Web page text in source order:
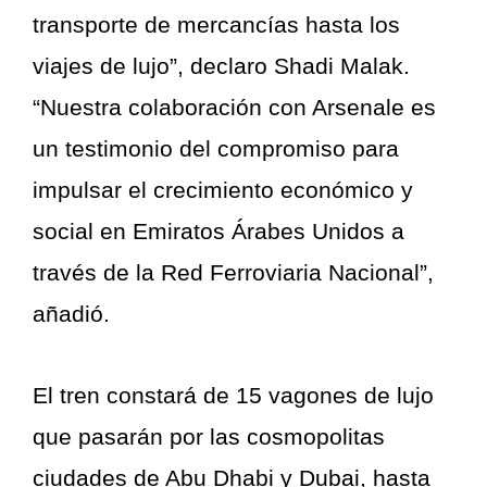
transporte de mercancías hasta los
viajes de lujo”, declaro Shadi Malak.
“Nuestra colaboración con Arsenale es
un testimonio del compromiso para
impulsar el crecimiento económico y
social en Emiratos Árabes Unidos a
través de la Red Ferroviaria Nacional”,
añadió.
El tren constará de 15 vagones de lujo
que pasarán por las cosmopolitas
ciudades de Abu Dhabi y Dubai, hasta